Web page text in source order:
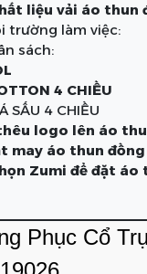
liệu vải áo thun
trường làm việc:
sách:
4 CHIỀU
SẤU 4 CHIỀU
logo lên áo
may áo thun
Zumi để đặt áo
Phục Cổ